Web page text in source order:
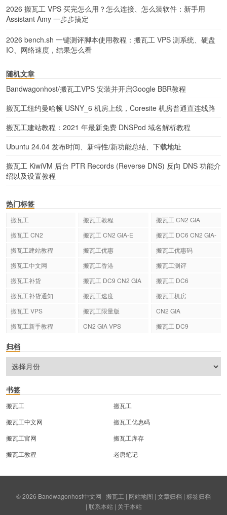
2026 搬瓦工 VPS 买完怎么用？怎么连接、怎么装软件：新手用
Assistant Amy 一步步搞定
2026 bench.sh 一键测评脚本使用教程：搬瓦工 VPS 测系统、硬盘
IO、网络速度，结果怎么看
随机文章
Bandwagonhost/搬瓦工VPS 安装并开启Google BBR教程
搬瓦工纽约曼哈顿 USNY_6 机房上线，Coresite 机房普通直连线路
搬瓦工建站教程：2021 年最新免费 DNSPod 域名解析教程
Ubuntu 24.04 发布时间、新特性/新功能总结、下载地址
搬瓦工 KiwiVM 后台 PTR Records (Reverse DNS) 反向 DNS 功能介
绍以及设置教程
热门标签
搬瓦工 搬瓦工教程
搬瓦工 CN2 GIA
搬瓦工 CN2
搬瓦工 CN2 GIA-E
搬瓦工 DC6 CN2 GIA-
搬瓦工建站教程 搬瓦工优惠
搬瓦工优惠码
搬瓦工中文网
搬瓦工香港
搬瓦工测评
搬瓦工补货
搬瓦工 DC9 CN2 GIA
搬瓦工 DC6
搬瓦工补货通知
搬瓦工速度
搬瓦工机房
搬瓦工 VPS
搬瓦工限量版
CN2 GIA
搬瓦工新手教程
CN2 GIA VPS 搬瓦工 DC9
归档
书签
搬瓦工
搬瓦工
搬瓦工中文网
搬瓦工优惠码
搬瓦工官网
搬瓦工库存
搬瓦工教程
老唐笔记
© 2026 Bandwagonhost中文网 搬瓦工 | 网站地图 | 文章归档 | 标签归档
| 联系本站| 关于本站